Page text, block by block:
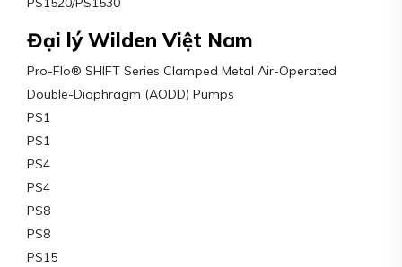
Đại lý Wilden Việt Nam
Pro-Flo® SHIFT Series Clamped Metal Air-Operated
Double-Diaphragm (AODD) Pumps
PS1
PS1
PS4
PS4
PS8
PS8
PS15